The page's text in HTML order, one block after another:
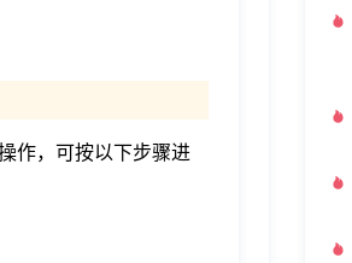
作，可按以下步骤进